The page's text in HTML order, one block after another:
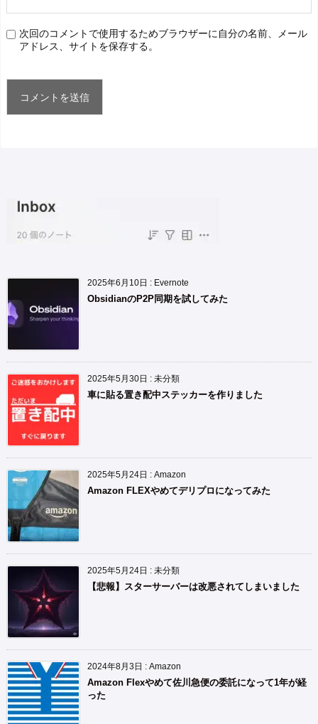
次回のコメントで使用するためブラウザーに自分の名前、メール
アドレス、サイトを保存する。
2025年6月10日 : Evernote
ObsidianのP2P同期を試してみた
2025年5月30日 : 未分類
車に貼る置き配中ステッカーを作りました
2025年5月24日 : Amazon
Amazon FLEXやめてデリプロになってみた
2025年5月24日 : 未分類
【悲報】スターサーバーは改悪されてしまいました
2024年8月3日 : Amazon
Amazon Flexやめて佐川急便の委託になって1年が経
った